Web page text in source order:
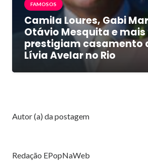
FAMOSOS
Camila Loures, Gabi
Otávio Mesquita e
prestigiam casamento
Lívia Avelar no Rio
Autor (a) da postagem
Redação EPopNaWeb